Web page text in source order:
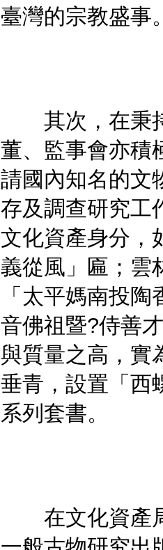
臺灣的宗教盛事
其次，在秉持
董、監事會亦積
請國內知名的文
存及調查研究工
文化資產身分，
義從風」匾；雲
「太平媽南投
音佛祖暨?侍善
與質量之高，實
垂青，設置「西
系列套書。
在文化資產局